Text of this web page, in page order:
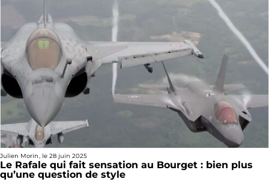
Julien Morin, le 28 juin 2025
Le Rafale qui fait sensation au Bourget : bien plus
qu’une question de style